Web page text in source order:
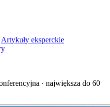
Artykuły eksperckie
· największa do 60